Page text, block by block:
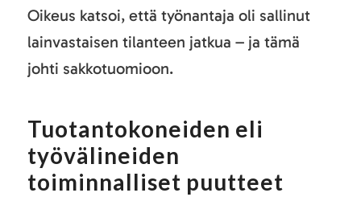
Oikeus katsoi, että työnantaja oli sallinut
lainvastaisen tilanteen jatkua – ja tämä
johti sakkotuomioon.
Tuotantokoneiden eli
työvälineiden
toiminnalliset puutteet